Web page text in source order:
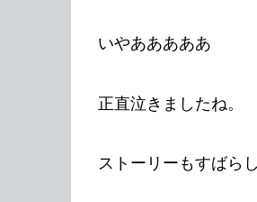
いやあああああ
正直泣きましたね。
ストーリーもすばら